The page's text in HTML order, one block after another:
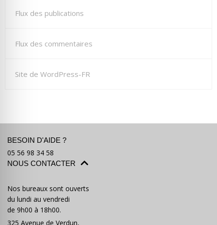
Flux des publications
Flux des commentaires
Site de WordPress-FR
BESOIN D'AIDE ?
05 56 98 34 58
NOUS CONTACTER
Nos bureaux sont ouverts
du lundi au vendredi
de 9h00 à 18h00.
325 Avenue de Verdun,